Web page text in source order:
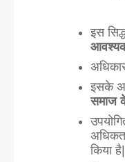
इस
समाज
किया है|